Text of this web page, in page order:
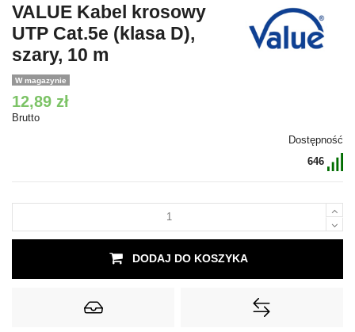
VALUE Kabel krosowy
UTP Cat.5e (klasa D),
szary, 10 m
W magazynie
12,89 zł
Brutto
Dostępność
646
DODAJ DO KOSZYKA